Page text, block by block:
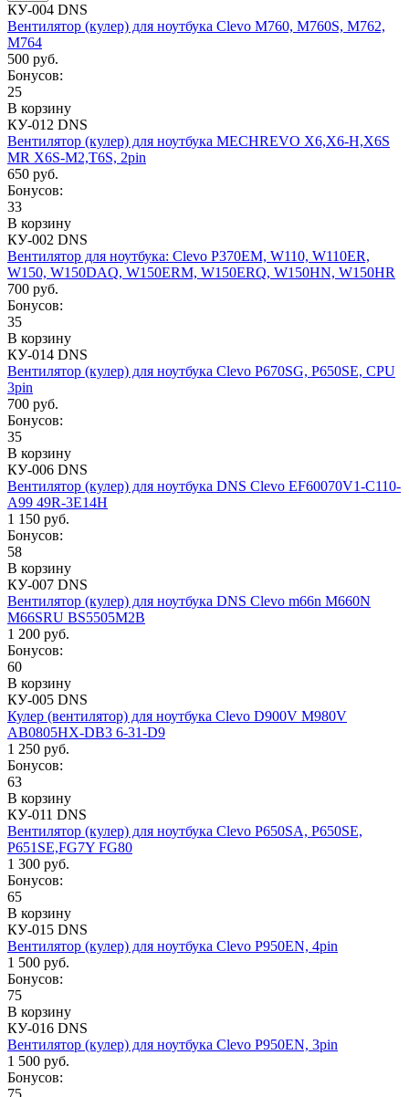
КУ-004 DNS
Вентилятор (кулер) для ноутбука Clevo M760, M760S, M762,
M764
500 руб.
Бонусов:
25
В корзину
КУ-012 DNS
Вентилятор (кулер) для ноутбука MECHREVO X6,X6-H,X6S
MR X6S-M2,T6S, 2pin
650 руб.
Бонусов:
33
В корзину
КУ-002 DNS
Вентилятор для ноутбука: Clevo P370EM, W110, W110ER,
W150, W150DAQ, W150ERM, W150ERQ, W150HN, W150HR
700 руб.
Бонусов:
35
В корзину
КУ-014 DNS
Вентилятор (кулер) для ноутбука Clevo P670SG, P650SE, CPU
3pin
700 руб.
Бонусов:
35
В корзину
КУ-006 DNS
Вентилятор (кулер) для ноутбука DNS Clevo EF60070V1-C110-
A99 49R-3E14H
1 150 руб.
Бонусов:
58
В корзину
КУ-007 DNS
Вентилятор (кулер) для ноутбука DNS Clevo m66n M660N
M66SRU BS5505M2B
1 200 руб.
Бонусов:
60
В корзину
КУ-005 DNS
Кулер (вентилятор) для ноутбука Clevo D900V M980V
AB0805HX-DB3 6-31-D9
1 250 руб.
Бонусов:
63
В корзину
КУ-011 DNS
Вентилятор (кулер) для ноутбука Clevo P650SA, P650SE,
P651SE,FG7Y FG80
1 300 руб.
Бонусов:
65
В корзину
КУ-015 DNS
Вентилятор (кулер) для ноутбука Clevo P950EN, 4pin
1 500 руб.
Бонусов:
75
В корзину
КУ-016 DNS
Вентилятор (кулер) для ноутбука Clevo P950EN, 3pin
1 500 руб.
Бонусов:
75